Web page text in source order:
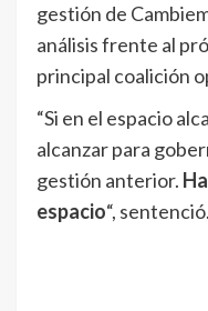
gestión de
análisis frente al
principal coalición
“Si en el espacio
alcanzar para
gestión anterior.
espacio“, sentenció.